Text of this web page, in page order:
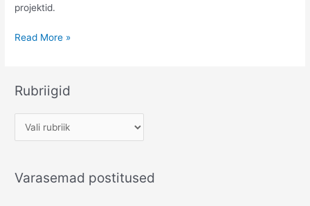
projektid.
Pulmad
jaoks
ise
tehtud
ja
Read More »
Rubriigid
u
r
Varasemad postitused